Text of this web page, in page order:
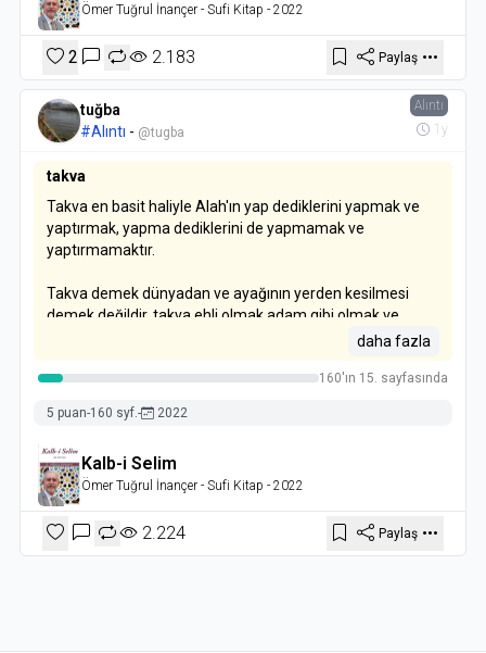
Ömer Tuğrul İnançer- Sufi Kitap - 2022
2 2.183 Paylaş
tuğba
#Alıntı - @tugba
Alıntı
1y
takva
Takva en basit haliyle Alah'ın yap dediklerini yapmak ve
yaptırmak, yapma dediklerini de yapmamak ve
yaptırmamaktır.
Takva demek dünyadan ve ayağının yerden kesilmesi
demek değildir. takva ehli olmak adam gibi olmak ve
Takva hedef değil duraktır. hedef nedir peki? Allah'a
ulaşmak mı? Hayır. Allahlı olmak, Allah'ta olmak, Allah ile
olmaktır..
daha fazla
160'ın 15. sayfasında
5 puan-160 syf.- 2022
Kalb-i Selim
Ömer Tuğrul İnançer- Sufi Kitap - 2022
2.224 Paylaş